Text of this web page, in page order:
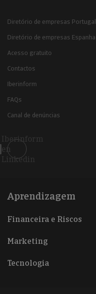
Diretório de empresas Portugal
Diretório de empresas Espanha
Acesso gratuito
Contactos
Iberinform
FAQs
Canal de denúncias
Iberinform
en
Linkedin
Aprendizagem
Financeira e Riscos
Marketing
Tecnologia